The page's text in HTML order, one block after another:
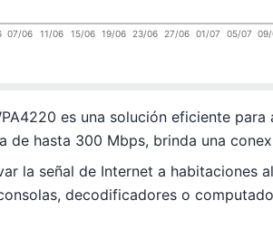
07/06 11/06 15/06 19/06 23/06 27/06 01/07 05/07 09/
es una solución eficiente
de hasta 300 Mbps, brinda una
la señal de Internet a habitaciones
decodificadores o